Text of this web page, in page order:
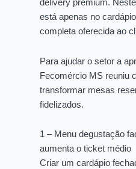
delivery premium.
está apenas no
completa oferecida ao
Para ajudar o setor a
Fecomércio MS reuniu
transformar mesas
fidelizados.
1 – Menu degustação
aumenta o ticket médio
Criar um cardápio